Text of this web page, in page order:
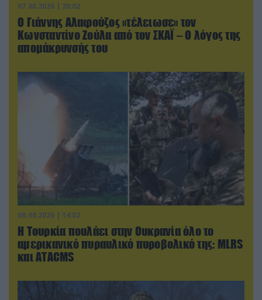
07.08.2026 | 20:02
Ο Γιάννης Αλαφούζος «τέλειωσε» τον
Κωνσταντίνο Ζούλα από τον ΣΚΑΪ – Ο λόγος της
απομάκρυνσής του
08.08.2026 | 14:02
Η Τουρκία πουλάει στην Ουκρανία όλο το
αμερικανικό πυραυλικό πυροβολικό της: MLRS
και ΑΤΑCMS